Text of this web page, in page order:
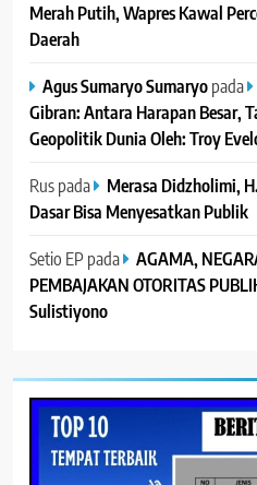
Merah Putih, Wapres Kawal
Daerah
Agus Sumaryo Sumaryopada
Gibran: Antara Harapan Besar,
Geopolitik Dunia Oleh: Troy
Ruspada
Merasa Didzholimi,
Dasar Bisa Menyesatkan Publik
Setio EP pada
AGAMA,
PEMBAJAKAN OTORITAS
Sulistiyono